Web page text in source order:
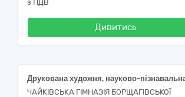
з ПДВ
Дивитись
ЧАЙКІВСЬКА ГІМНАЗІЯ БОРЩАГІВСЬКОЇ